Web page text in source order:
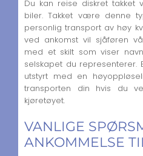
Du kan reise diskret takket
biler. Takket være denne
personlig transport av høy
ved ankomst vil sjåføren
med et skilt som viser
selskapet du representerer.
utstyrt med en
transporten din hvis du
kjøretøyet.
VANLIGE
ANKOMMELSE